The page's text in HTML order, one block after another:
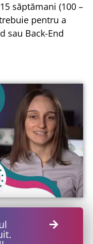
săptămani (100 –
pentru a
sau Back-End